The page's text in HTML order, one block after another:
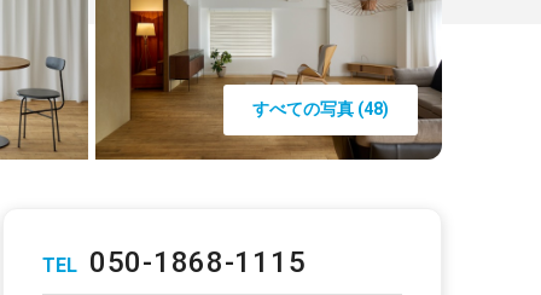
すべての写真 (48)
TEL 050-1868-1115